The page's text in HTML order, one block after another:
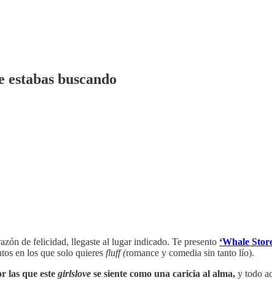
buscando
de felicidad, llegaste al lugar indicado. Te presento ‘Whale
en los que solo quieres fluff (romance y comedia sin tanto lío).
las que este girlslove se siente como una caricia al alma, y todo